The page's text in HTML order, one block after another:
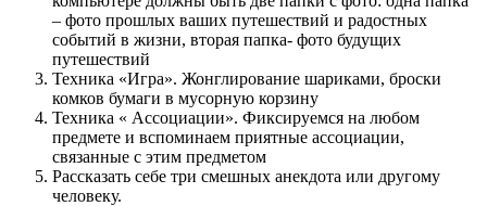
– фото прошлых ваших путешествий и радостных
событий в жизни, вторая папка- фото будущих
путешествий
Техника «Игра». Жонглирование шариками, броски
комков бумаги в мусорную корзину
Техника « Ассоциации». Фиксируемся на любом
предмете и вспоминаем приятные ассоциации,
связанные с этим предметом
Рассказать себе три смешных анекдота или другому
человеку.